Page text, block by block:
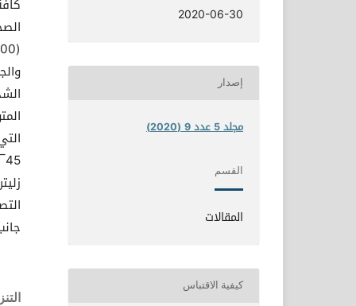
2020-06-30
إصدار
مجلد 5 عدد 9 (2020)
القسم
المقالات
كيفية الاقتباس